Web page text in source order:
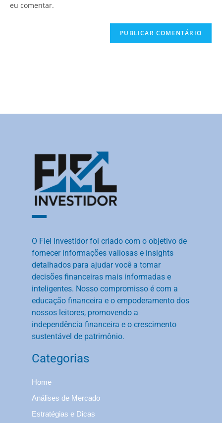
eu comentar.
O Fiel Investidor foi criado com o objetivo de
fornecer informações valiosas e insights
detalhados para ajudar você a tomar
decisões financeiras mais informadas e
inteligentes. Nosso compromisso é com a
educação financeira e o empoderamento dos
nossos leitores, promovendo a
independência financeira e o crescimento
sustentável de patrimônio.
Categorias
Home
Análises de Mercado
Estratégias e Dicas